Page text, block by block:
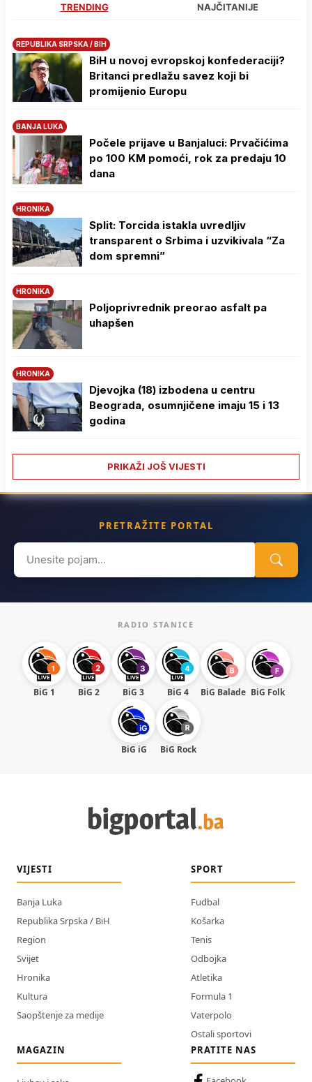
TRENDING NAJČITANIJE
REPUBLIKA SRPSKA / BIH
BiH u novoj evropskoj konfederaciji?
Britanci predlažu savez koji bi
promijenio Europu
BANJA LUKA
Počele prijave u Banjaluci: Prvačićima
po 100 KM pomoći, rok za predaju 10
dana
HRONIKA
Split: Torcida istakla uvredljiv
transparent o Srbima i uzvikivala “Za
dom spremni”
HRONIKA
Poljoprivrednik preorao asfalt pa
uhapšen
HRONIKA
Djevojka (18) izbodena u centru
Beograda, osumnjičene imaju 15 i 13
godina
PRIKAŽI JOŠ VIJESTI
PRETRAŽITE PORTAL
Search
for:
RADIO STANICE
BiG 1 BiG 2 BiG 3 BiG 4 BiG Balade BiG Folk
BiG iG BiG Rock
VIJESTI
Banja Luka
Republika Srpska / BiH
Region
Svijet
Hronika
Kultura
Saopštenje za medije
SPORT
Fudbal
Košarka
Tenis
Odbojka
Atletika
Formula 1
Vaterpolo
Ostali sportovi
MAGAZIN
PRATITE NAS